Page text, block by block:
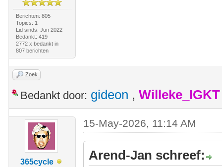
Berichten: 805
Topics: 1
Lid sinds: Jun 2022
Bedankt: 419
2772 x bedankt in
807 berichten
Zoek
Bedankt door: gideon , Willeke_IGKT
365cycle
15-May-2026, 11:14 AM
Arend-Jan schreef: